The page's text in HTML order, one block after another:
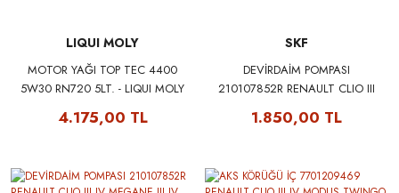
LIQUI MOLY
MOTOR YAĞI TOP TEC 4400
5W30 RN720 5LT. - LIQUI MOLY
4.175,00 TL
SKF
DEVİRDAİM POMPASI
210107852R RENAULT CLIO III
KANGOO SYMBOL DACIA
QASHQAI NOTE PULSAR
1.850,00 TL